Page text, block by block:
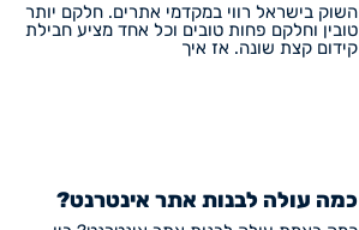
השוק בישראל רווי במקדמי אתרים. חלקם יותר
טובין וחלקם פחות טובים וכל אחד מציע חבילת
קידום קצת שונה. אז איך
כמה עולה לבנות אתר אינטרנט?